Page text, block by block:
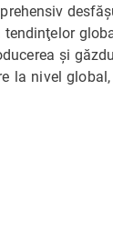
şi
la nivel